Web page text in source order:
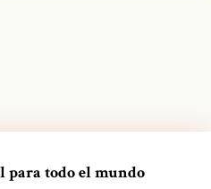
todo el mundo